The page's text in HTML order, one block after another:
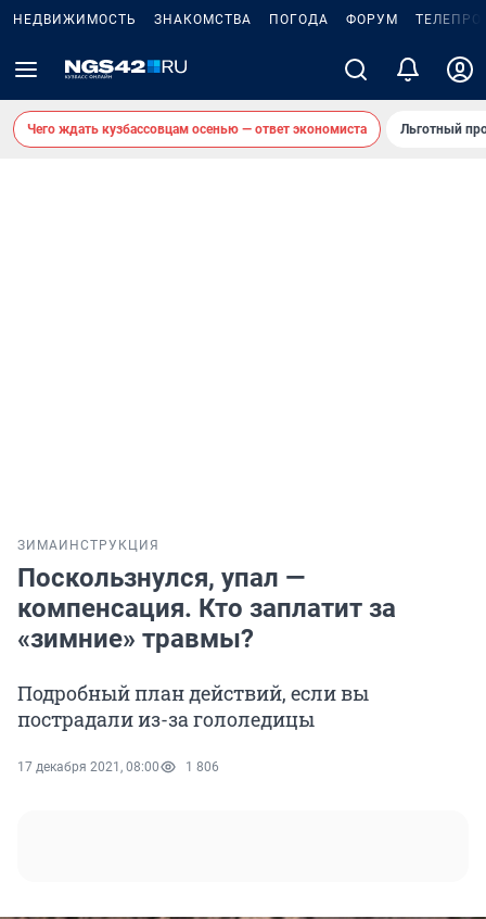
НЕДВИЖИМОСТЬ ЗНАКОМСТВА ПОГОДА ФОРУМ
Чего ждать кузбассовцам осенью — ответ экономиста Льготный
ЗИМА ИНСТРУКЦИЯ
Поскользнулся, упал —
компенсация. Кто заплатит за
«зимние» травмы?
Подробный план действий, если вы
пострадали из-за гололедицы
17 декабря 2021, 08:00 1 806